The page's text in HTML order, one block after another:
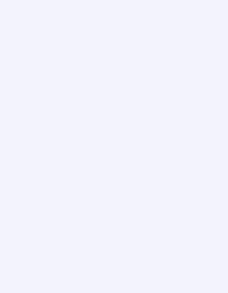
звукового
мощности: 50 Гц.